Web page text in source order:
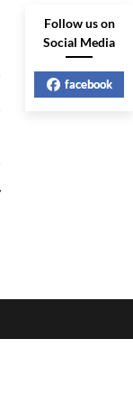
Follow us on
Social Media
facebook